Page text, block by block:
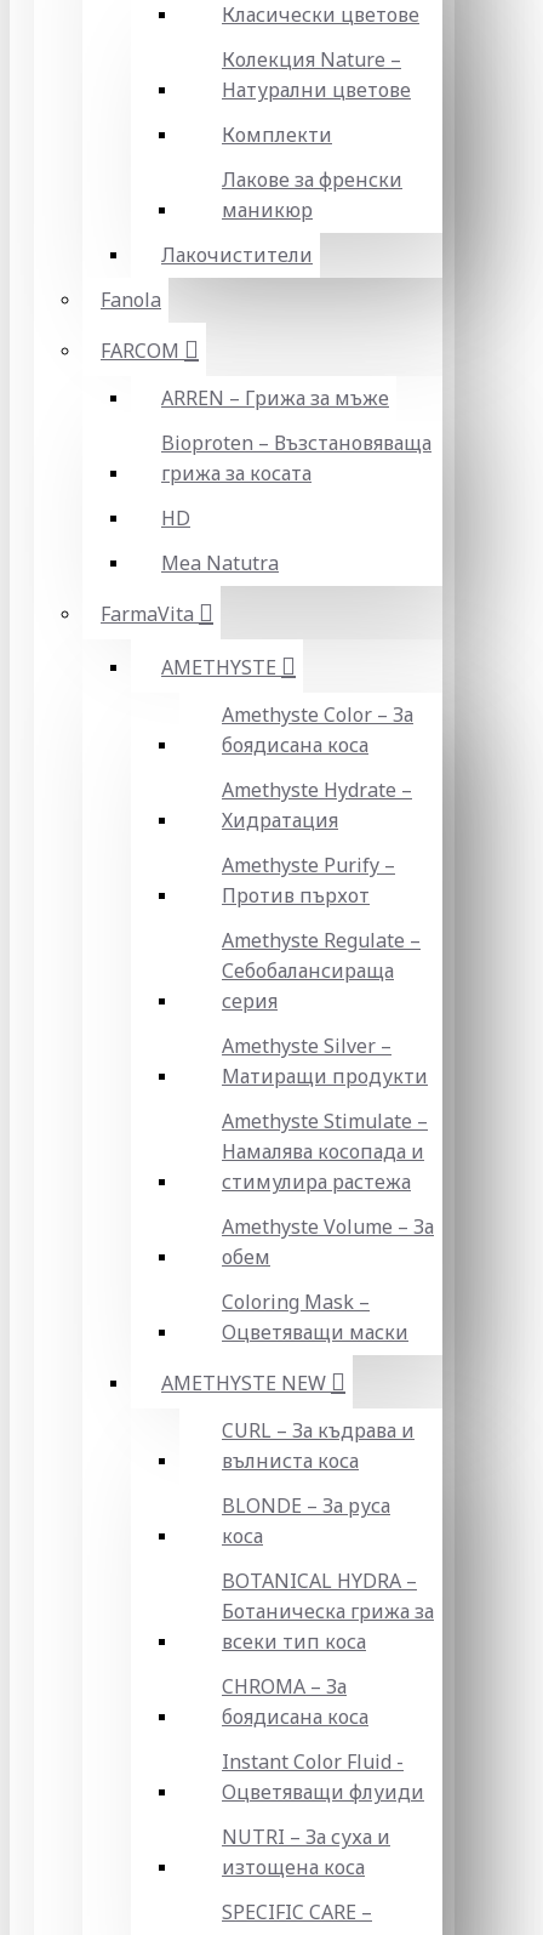
Класически цветове
Колекция Nature –
Натурални цветове
Комплекти
Лакове за френски
маникюр
Лакочистители
Fanola
FARCOM
ARREN – Грижа за мъже
Bioproten – Възстановяваща
грижа за косата
HD
Mea Natutra
FarmaVita
AMETHYSTE
Amethyste Color – За
боядисана коса
Amethyste Hydrate –
Хидратация
Amethyste Purify –
Против пърхот
Amethyste Regulate –
Себобалансираща
серия
Amethyste Silver –
Матиращи продукти
Amethyste Stimulate –
Намалява косопада и
стимулира растежа
Amethyste Volume – За
обем
Coloring Mask –
Оцветяващи маски
AMETHYSTE NEW
CURL – За къдрава и
вълниста коса
BLONDE – За руса
коса
BOTANICAL HYDRA –
Ботаническа грижа за
всеки тип коса
CHROMA – За
боядисана коса
Instant Color Fluid -
Оцветяващи флуиди
NUTRI – За суха и
изтощена коса
SPECIFIC CARE –